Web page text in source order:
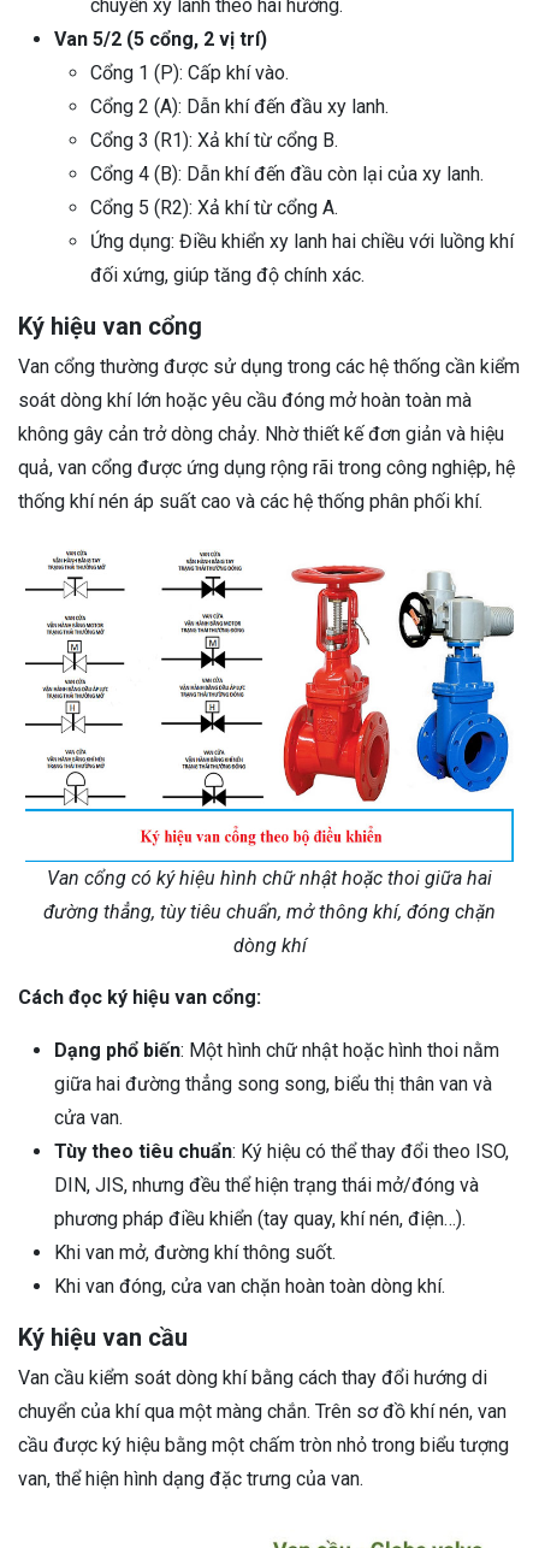
chuyển xy lanh theo hai hướng.
Van 5/2 (5 cổng, 2 vị trí)
Cổng 1 (P): Cấp khí vào.
Cổng 2 (A): Dẫn khí đến đầu xy lanh.
Cổng 3 (R1): Xả khí từ cổng B.
Cổng 4 (B): Dẫn khí đến đầu còn lại của xy lanh.
Cổng 5 (R2): Xả khí từ cổng A.
Ứng dụng: Điều khiển xy lanh hai chiều với luồng khí
đối xứng, giúp tăng độ chính xác.
Ký hiệu van cổng
Van cổng thường được sử dụng trong các hệ thống cần kiểm
soát dòng khí lớn hoặc yêu cầu đóng mở hoàn toàn mà
không gây cản trở dòng chảy. Nhờ thiết kế đơn giản và hiệu
quả, van cổng được ứng dụng rộng rãi trong công nghiệp, hệ
thống khí nén áp suất cao và các hệ thống phân phối khí.
Van cổng có ký hiệu hình chữ nhật hoặc thoi giữa hai
đường thẳng, tùy tiêu chuẩn, mở thông khí, đóng chặn
dòng khí
Cách đọc ký hiệu van cổng:
Dạng phổ biến: Một hình chữ nhật hoặc hình thoi nằm
giữa hai đường thẳng song song, biểu thị thân van và
cửa van.
Tùy theo tiêu chuẩn: Ký hiệu có thể thay đổi theo ISO,
DIN, JIS, nhưng đều thể hiện trạng thái mở/đóng và
phương pháp điều khiển (tay quay, khí nén, điện…).
Khi van mở, đường khí thông suốt.
Khi van đóng, cửa van chặn hoàn toàn dòng khí.
Ký hiệu van cầu
Van cầu kiểm soát dòng khí bằng cách thay đổi hướng di
chuyển của khí qua một màng chắn. Trên sơ đồ khí nén, van
cầu được ký hiệu bằng một chấm tròn nhỏ trong biểu tượng
van, thể hiện hình dạng đặc trưng của van.